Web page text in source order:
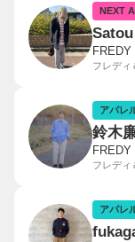
NEXT
Satou
FREDY
フレディ
アパレ
鈴木
FREDY
フレディ
アパレ